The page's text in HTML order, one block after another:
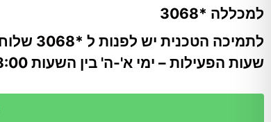
למכללה *3068
לתמיכה הטכנית יש לפנות ל *3068 שלוחה 3
שעות הפעילות – ימי א'-ה' בין השעות 09:00-18:00